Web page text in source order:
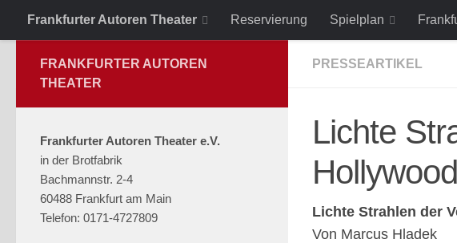
Zum Inhalt springen
Frankfurter Autoren Theater Reservierung Spielplan
PRESSEARTIKEL
Lichte
Lichte Strahlen der
Von Marcus Hladek
FRANKFURTER AUTOREN
THEATER
Frankfurter Autoren Theater e.V.
in der Brotfabrik
Bachmannstr. 2-4
60488 Frankfurt am Main
Telefon: 0171-4727809